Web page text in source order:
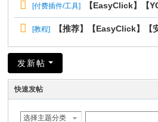
[付费插件/工具] 【EasyClick】【
[教程] 【推荐】【EasyClick】【
发新帖
快速发帖
选择主题分类